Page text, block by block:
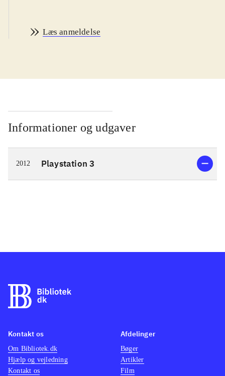
Læs anmeldelse
Informationer og udgaver
2012 Playstation 3
Kontakt os
Om Bibliotek.dk
Hjælp og vejledning
Kontakt os
Afdelinger
Bøger
Artikler
Film